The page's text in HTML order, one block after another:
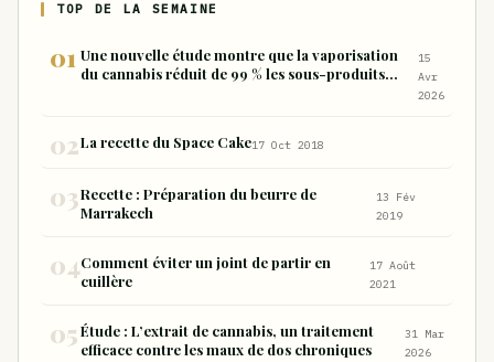
TOP DE LA SEMAINE
Une nouvelle étude montre que la vaporisation
du cannabis réduit de 99 % les sous-produits
15
Avr
2026
La recette du Space Cake17 Oct 2018
Recette : Préparation du beurre de
Marrakech
13 Fév
2019
Comment éviter un joint de partir en
cuillère
17 Août
2021
Étude : L’extrait de cannabis, un traitement
efficace contre les maux de dos chroniques
31 Mar
2026